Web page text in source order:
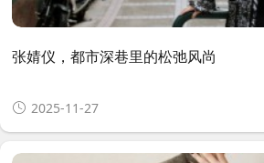
张婧仪，都市深巷里的松弛风尚
2025-11-27